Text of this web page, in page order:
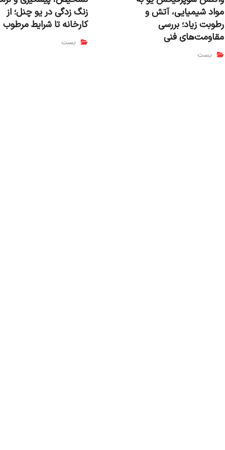
مواد شیمیایی، آتش و
رطوبت زیاد؛ بررسی
مقاومت‌های فنی
بست
زنگ زدگی در یو چنل؛ از
کارخانه تا شرایط مرطوب
بست